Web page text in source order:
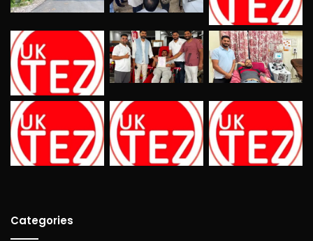
Categories